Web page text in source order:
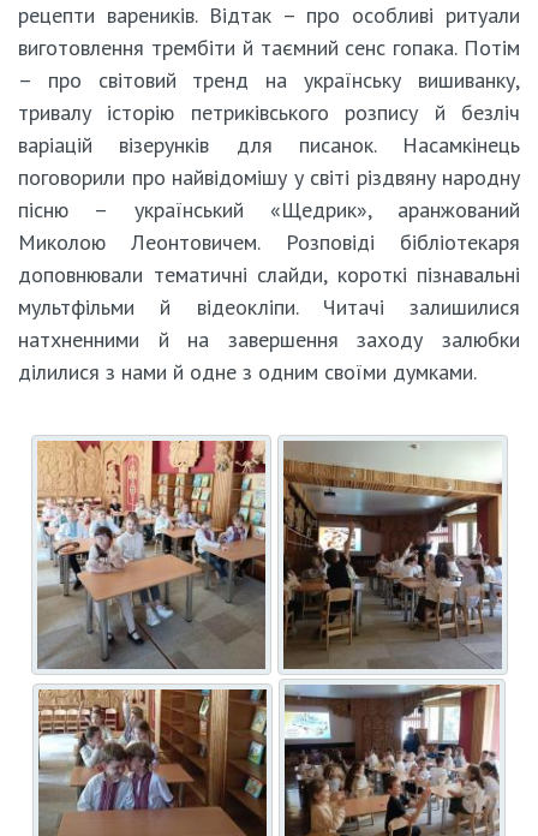
рецепти вареників. Відтак – про особливі ритуали
виготовлення трембіти й таємний сенс гопака. Потім
– про світовий тренд на українську вишиванку,
тривалу історію петриківського розпису й безліч
варіацій візерунків для писанок. Насамкінець
поговорили про найвідомішу у світі різдвяну народну
пісню – український «Щедрик», аранжований
Миколою Леонтовичем. Розповіді бібліотекаря
доповнювали тематичні слайди, короткі пізнавальні
мультфільми й відеокліпи. Читачі залишилися
натхненними й на завершення заходу залюбки
ділилися з нами й одне з одним своїми думками.